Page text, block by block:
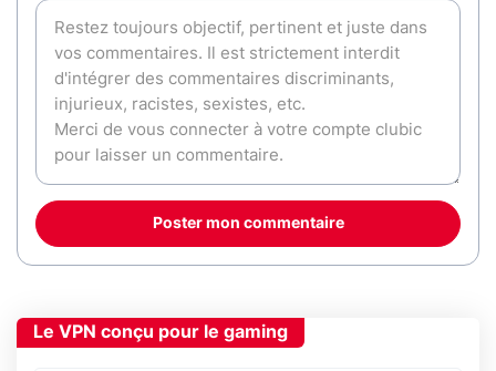
Poster mon commentaire
Le VPN conçu pour le gaming